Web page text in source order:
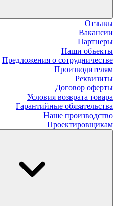
Отзывы
Вакансии
Партнеры
Наши объекты
Предложения о сотрудничестве
Производителям
Реквизиты
Договор оферты
Условия возврата товара
Гарантийные обязательства
Наше производство
Проектировщикам